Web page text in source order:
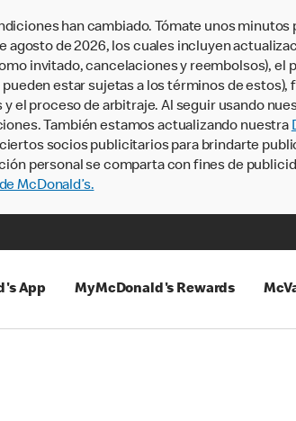
han cambiado. Tómate unos minutos
agosto de 2026, los cuales incluyen
invitado, cancelaciones y reembolsos), el
pueden estar sujetas a los términos de
el proceso de arbitraje. Al seguir usando
También estamos actualizando nuestra
socios publicitarios para brindarte
personal se comparta con fines de
McDonald’s.
App MyMcDonald's Rewards